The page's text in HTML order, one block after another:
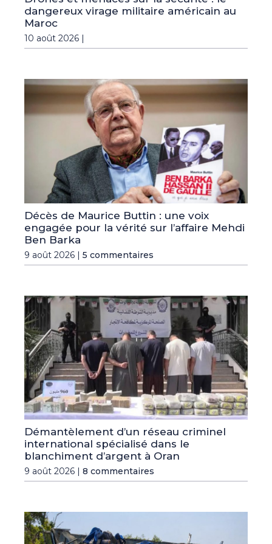
dangereux virage militaire américain au
Maroc
10 août 2026 |
Décès de Maurice Buttin : une voix
engagée pour la vérité sur l’affaire Mehdi
Ben Barka
9 août 2026 | 5 commentaires
Démantèlement d’un réseau criminel
international spécialisé dans le
blanchiment d’argent à Oran
9 août 2026 | 8 commentaires